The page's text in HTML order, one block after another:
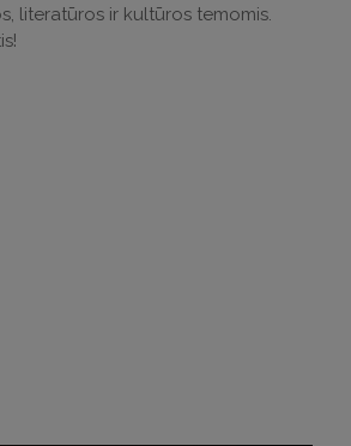
literatūros ir kultūros temomis.